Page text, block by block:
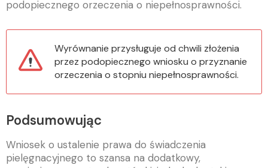
podopiecznego orzeczenia o niepełnosprawności.
Wyrównanie przysługuje od chwili złożenia
przez podopiecznego wniosku o przyznanie
orzeczenia o stopniu niepełnosprawności.
Podsumowując
Wniosek o ustalenie prawa do świadczenia
pielęgnacyjnego to szansa na dodatkowy,